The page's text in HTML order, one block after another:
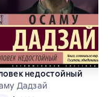
недостойный
Дадзай